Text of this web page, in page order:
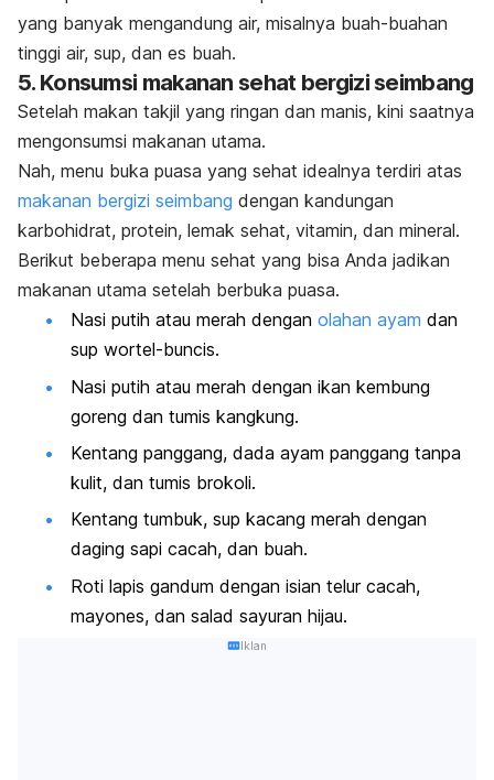
yang banyak mengandung air, misalnya buah-buahan
tinggi air, sup, dan es buah.
5. Konsumsi makanan sehat bergizi seimbang
Setelah makan takjil yang ringan dan manis, kini saatnya
mengonsumsi makanan utama.
Nah, menu buka puasa yang sehat idealnya terdiri atas
makanan bergizi seimbang dengan kandungan
karbohidrat, protein, lemak sehat, vitamin, dan mineral.
Berikut beberapa menu sehat yang bisa Anda jadikan
makanan utama setelah berbuka puasa.
Nasi putih atau merah dengan olahan ayam dan
sup wortel-buncis.
Nasi putih atau merah dengan ikan kembung
goreng dan tumis kangkung.
Kentang panggang, dada ayam panggang tanpa
kulit, dan tumis brokoli.
Kentang tumbuk, sup kacang merah dengan
daging sapi cacah, dan buah.
Roti lapis gandum dengan isian telur cacah,
mayones, dan salad sayuran hijau.
Iklan